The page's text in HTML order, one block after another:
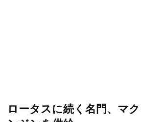
ロータスに続く名門、マ